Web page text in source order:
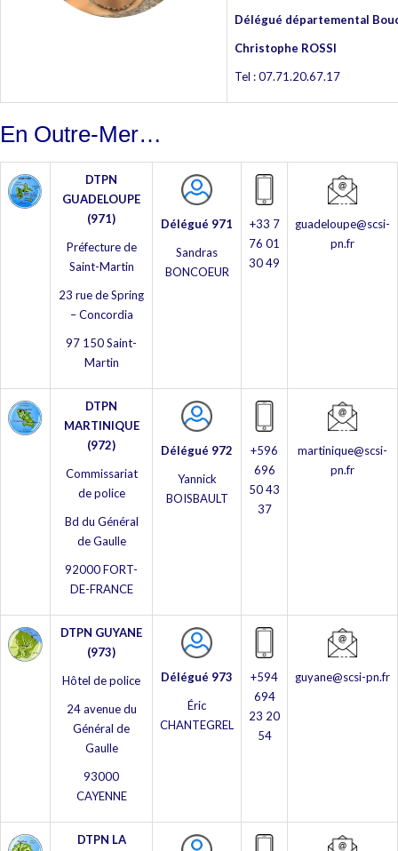
Délégué départemental
Christophe ROSSI
Tel : 07.71.20.67.17
En Outre-Mer…
DTPN
GUADELOUPE
(971)
Préfecture de
Saint-Martin
23 rue de Spring
– Concordia
97 150 Saint-
Martin
Délégué 971
Sandras
BONCOEUR
+33 7
76 01
30 49
guadeloupe@scsi-
pn.fr
DTPN
MARTINIQUE
(972)
Commissariat
de police
Bd du Général
de Gaulle
92000 FORT-
DE-FRANCE
Délégué 972
Yannick
BOISBAULT
+596
696
50 43
37
martinique@scsi-
pn.fr
DTPN GUYANE
(973)
Hôtel de police
24 avenue du
Général de
Gaulle
93000
CAYENNE
Délégué 973
Éric
CHANTEGREL
+594
694
23 20
54
guyane@scsi-pn.fr
DTPN LA